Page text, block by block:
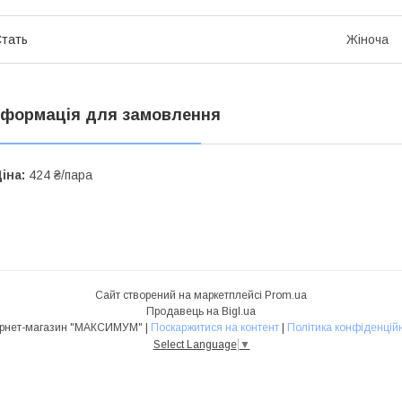
Жіноча
для замовлення
424 ₴/пара
Сайт створений на маркетплейсі Prom.ua
Продавець на Bigl.ua
Поскаржитися на контент
Політика
Select Language ▼